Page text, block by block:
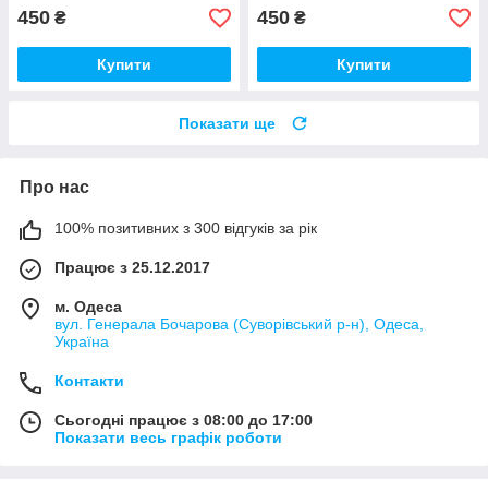
450 ₴
Купити
450 ₴
Купити
Показати ще
Про нас
100% позитивних з 300 відгуків за рік
Працює з 25.12.2017
м. Одеса
вул. Генерала Бочарова (Суворівський р-н), Одеса,
Україна
Контакти
Сьогодні працює з 08:00 до 17:00
Показати весь графік роботи